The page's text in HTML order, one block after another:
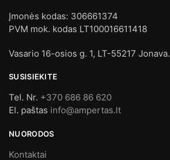
Įmonės kodas: 306661374
PVM mok. kodas LT100016611418
Vasario 16-osios g. 1, LT-55217 Jonava.
SUSISIEKITE
Tel. Nr. +370 686 86 620
El. paštas info@ampertas.lt
NUORODOS
Kontaktai